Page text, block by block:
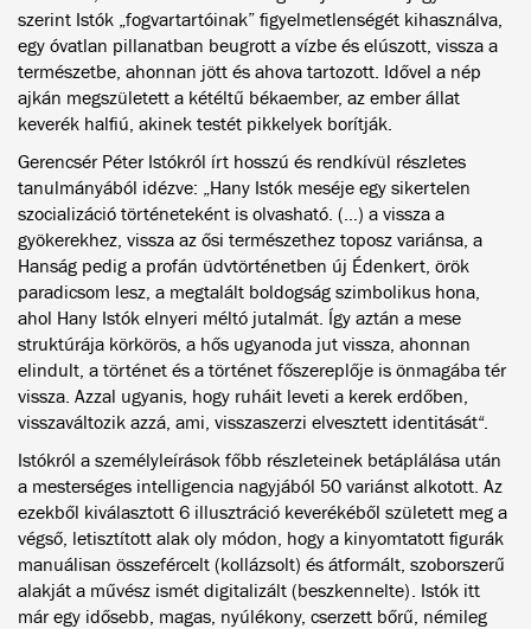
szerint Istók „fogvartartóinak” figyelmetlenségét kihasználva,
egy óvatlan pillanatban beugrott a vízbe és elúszott, vissza a
természetbe, ahonnan jött és ahova tartozott. Idővel a nép
ajkán megszületett a kétéltű békaember, az ember állat
keverék halfiú, akinek testét pikkelyek borítják.
Gerencsér Péter Istókról írt hosszú és rendkívül részletes
tanulmányából idézve: „Hany Istók meséje egy sikertelen
szocializáció történeteként is olvasható. (…) a vissza a
gyökerekhez, vissza az ősi természethez toposz variánsa, a
Hanság pedig a profán üdvtörténetben új Édenkert, örök
paradicsom lesz, a megtalált boldogság szimbolikus hona,
ahol Hany Istók elnyeri méltó jutalmát. Így aztán a mese
struktúrája körkörös, a hős ugyanoda jut vissza, ahonnan
elindult, a történet és a történet főszereplője is önmagába tér
vissza. Azzal ugyanis, hogy ruháit leveti a kerek erdőben,
visszaváltozik azzá, ami, visszaszerzi elvesztett identitását“.
Istókról a személyleírások főbb részleteinek betáplálása után
a mesterséges intelligencia nagyjából 50 variánst alkotott. Az
ezekből kiválasztott 6 illusztráció keverékéből született meg a
végső, letisztított alak oly módon, hogy a kinyomtatott figurák
manuálisan összefércelt (kollázsolt) és átformált, szoborszerű
alakját a művész ismét digitalizált (beszkennelte). Istók itt
már egy idősebb, magas, nyúlékony, cserzett bőrű, némileg